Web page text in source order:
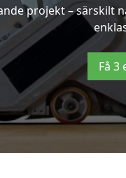
projekt –
Få